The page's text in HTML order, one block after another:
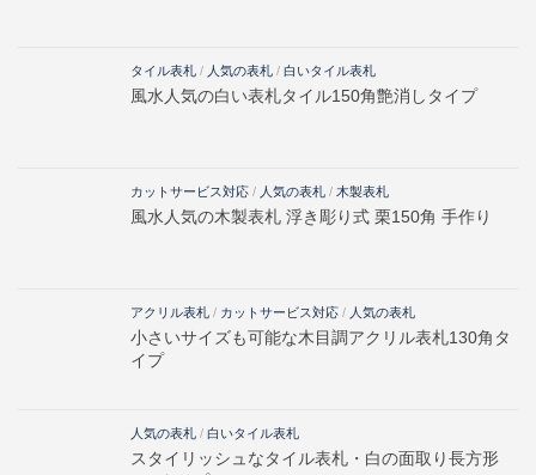
タイル表札 / 人気の表札 / 白いタイル表札
風水人気の白い表札タイル150角艶消しタイプ
カットサービス対応 / 人気の表札 / 木製表札
風水人気の木製表札 浮き彫り式 栗150角 手作り
アクリル表札 / カットサービス対応 / 人気の表札
小さいサイズも可能な木目調アクリル表札130角タ
イプ
人気の表札 / 白いタイル表札
スタイリッシュなタイル表札・白の面取り長方形